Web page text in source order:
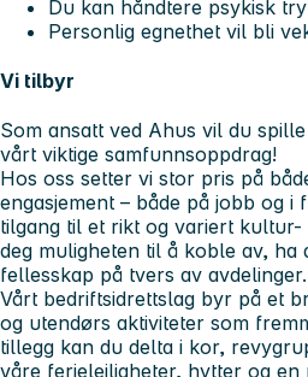
Du kan håndtere psykisk
Personlig egnethet vil bli
Vi tilbyr
Som ansatt ved Ahus vil du
vårt viktige samfunnsoppdrag!
Hos oss setter vi stor pris på
engasjement – både på jobb og i
tilgang til et rikt og variert
deg muligheten til å koble av, ha
fellesskap på tvers av avdelinger.
Vårt bedriftsidrettslag byr på et
og utendørs aktiviteter som
tillegg kan du delta i kor,
våre ferieleiligheter, hytter og en